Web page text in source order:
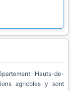
Hauts-de-
agricoles y sont